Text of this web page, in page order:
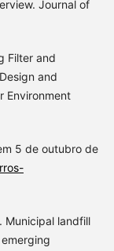
Journal of
Filter and
and
Environment
5 de outubro de
Municipal landfill